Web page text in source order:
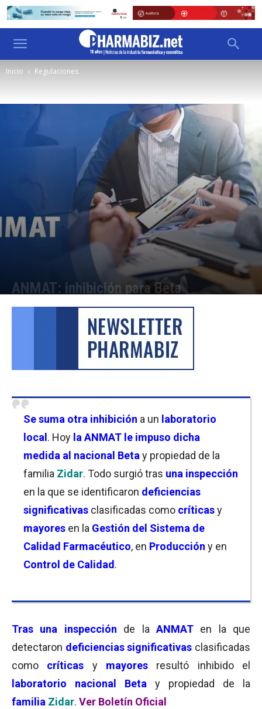
Inicio Regulaciones
ANMAT: inhibición para Beta
Por Cristina Kroll - 01/10/2025 09:15
Se suma otra inhibición a un laboratorio
local . Hoy la ANMAT le impuso dicha
medida al nacional Beta y propiedad de la
familia Zidar. Todo surgió tras una inspección
en la que se identificaron deficiencias
significativas clasificadas como críticasy
mayores en la Gestión del Sistema de
Calidad Farmacéutico, en Producción y en
Control de Calidad .
Tras una inspección de la ANMATen la que
detectaron deficiencias significativas clasificadas
como críticas y mayores
resultó inhibido el
laboratorio nacional Beta y propiedad de la
familia Zidar. Ver Boletín Oficial